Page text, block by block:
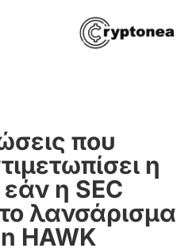
που
η
η SEC
λανσάρισμα
HAWK